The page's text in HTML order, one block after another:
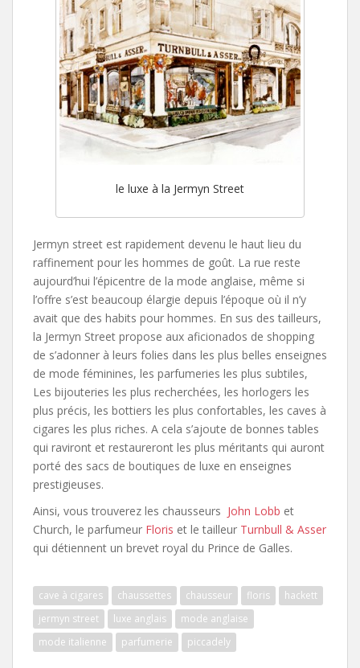
le luxe à la Jermyn Street
Jermyn street est rapidement devenu le haut lieu du
raffinement pour les hommes de goût. La rue reste
aujourd’hui l’épicentre de la mode anglaise, même si
l’offre s’est beaucoup élargie depuis l’époque où il n’y
avait que des habits pour hommes. En sus des tailleurs,
la Jermyn Street propose aux aficionados de shopping
de s’adonner à leurs folies dans les plus belles enseignes
de mode féminines, les parfumeries les plus subtiles,
Les bijouteries les plus recherchées, les horlogers les
plus précis, les bottiers les plus confortables, les caves à
cigares les plus riches. A cela s’ajoute de bonnes tables
qui raviront et restaureront les plus méritants qui auront
porté des sacs de boutiques de luxe en enseignes
prestigieuses.
Ainsi, vous trouverez les chausseurs John Lobb et
Church, le parfumeur Floris et le tailleur Turnbull & Asser
qui détiennent un brevet royal du Prince de Galles.
cave à cigares chaussettes chausseur floris
hackett
jermyn street
luxe anglais
mode anglaise
mode italienne
parfumerie piccadely